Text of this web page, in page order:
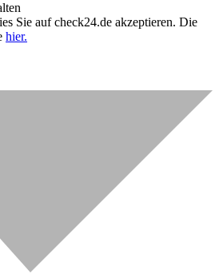
Sie auf check24.de akzeptieren. Die
hier.